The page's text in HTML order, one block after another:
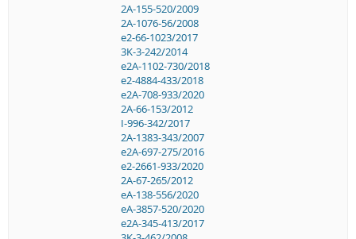
2A-155-520/2009
2A-1076-56/2008
e2-66-1023/2017
3K-3-242/2014
e2A-1102-730/2018
e2-4884-433/2018
e2A-708-933/2020
2A-66-153/2012
I-996-342/2017
2A-1383-343/2007
e2A-697-275/2016
e2-2661-933/2020
2A-67-265/2012
eA-138-556/2020
eA-3857-520/2020
e2A-345-413/2017